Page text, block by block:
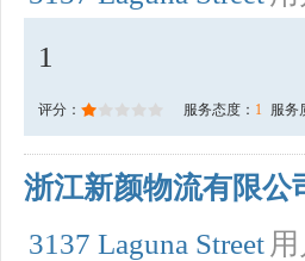
1
评分： 服务态度： 1 服务
浙江新颜物流有限公
3137 Laguna Street